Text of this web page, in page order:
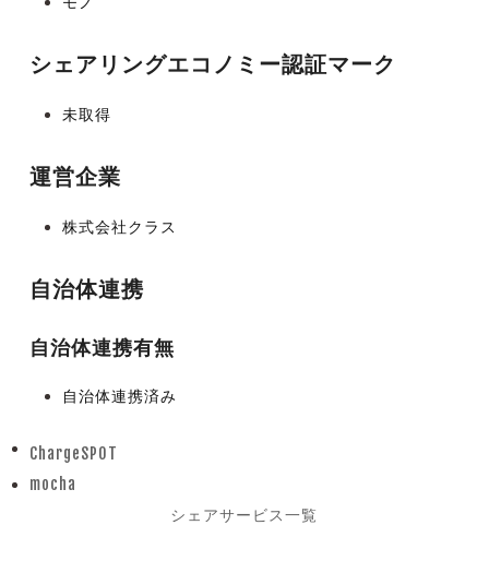
シェアリングエコノミー認証マーク
未取得
運営企業
株式会社クラス
自治体連携
自治体連携有無
自治体連携済み
previous
ChargeSPOT
mocha
シェアサービス一覧